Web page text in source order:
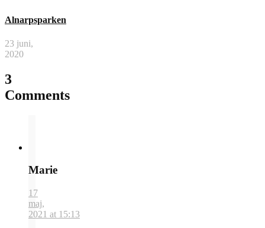
Alnarpsparken
23 juni,
2020
3
Comments
Marie
17
maj,
2021 at 15:13